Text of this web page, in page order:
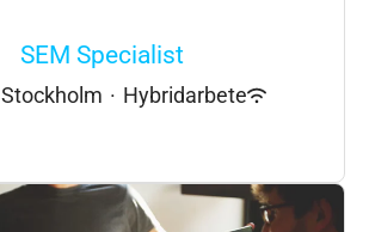
SEM Specialist
Stockholm · Hybridarbete